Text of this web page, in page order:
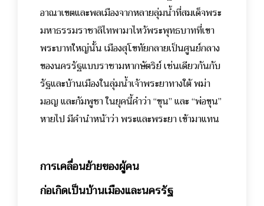
อาณาเขตและพลเมืองจากหลายลุ่มน้ำที่สมเด็จพระ
มหาธรรมราชาลิไทพามาไหว้พระพุทธบาทที่เขา
พระบาทใหญ่นั้น เมืองสุโขทัยกลายเป็นศูนย์กลาง
ของนครรัฐแบบราชามหากษัตริย์ เช่นเดียวกันกับ
รัฐและบ้านเมืองในลุ่มน้ำเจ้าพระยาทางใต้ พม่า
มอญ และกัมพูชา ในยุคนี้คำว่า “ขุน” และ “พ่อขุน”
หายไป มีคำนำหน้าว่า พระและพระยา เข้ามาแทน
การเคลื่อนย้ายของผู้คน
ก่อเกิดเป็นบ้านเมืองและนครรัฐ